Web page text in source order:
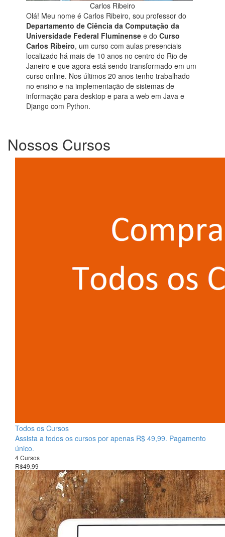
Carlos Ribeiro
Olá! Meu nome é Carlos Ribeiro, sou professor do
Departamento de Ciência da Computação da
Universidade Federal Fluminense e doCurso
Carlos Ribeiro, um curso com aulas presenciais
localizado há mais de 10 anos no centro do Rio de
Janeiro e que agora está sendo transformado em um
curso online. Nos últimos 20 anos tenho trabalhado
no ensino e na implementação de sistemas de
informação para desktop e para a web em Java e
Django com Python.
Nossos Cursos
Todos os Cursos
Assista a todos os cursos por apenas R$ 49,99. Pagamento
único.
4 Cursos
R$49,99